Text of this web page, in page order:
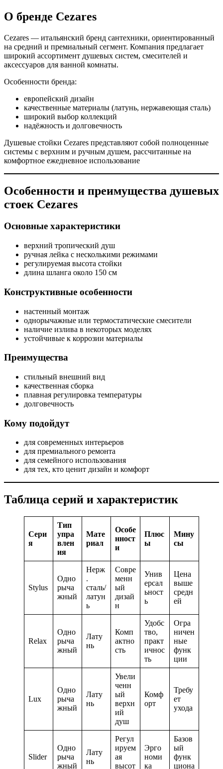
О бренде Cezares
Cezares — итальянский бренд сантехники, ориентированный
на средний и премиальный сегмент. Компания предлагает
широкий ассортимент душевых систем, смесителей и
аксессуаров для ванной комнаты.
Особенности бренда:
европейский дизайн
качественные материалы (латунь, нержавеющая сталь)
широкий выбор коллекций
надёжность и долговечность
Душевые стойки Cezares представляют собой полноценные
системы с верхним и ручным душем, рассчитанные на
комфортное ежедневное использование
Особенности и преимущества душевых
стоек Cezares
Основные характеристики
верхний тропический душ
ручная лейка с несколькими режимами
регулируемая высота стойки
длина шланга около 150 см
Конструктивные особенности
настенный монтаж
однорычажные или термостатические смесители
наличие излива в некоторых моделях
устойчивые к коррозии материалы
Преимущества
стильный внешний вид
качественная сборка
плавная регулировка температуры
долговечность
Кому подойдут
для современных интерьеров
для премиального ремонта
для семейного использования
для тех, кто ценит дизайн и комфорт
Таблица серий и характеристик
Сери
я
Тип
упра
влен
ия
Мате
риал
Особе
нност
и
Плюс
ы
Мину
сы
Stylus
Одно
рыча
жный
Нерж
.
сталь/
латун
ь
Совре
менн
ый
дизай
н
Унив
ерсал
ьност
ь
Цена
выше
средн
ей
Relax
Одно
рыча
жный
Лату
нь
Комп
актно
сть
Удобс
тво,
практ
ичнос
ть
Огра
ничен
ные
функ
ции
Lux
Одно
рыча
жный
Лату
нь
Увели
ченн
ый
верхн
ий
душ
Комф
орт
Требу
ет
ухода
Slider
Одно
рыча
жный
Лату
нь
Регул
ируем
ая
высот
Эрго
номи
ка
Базов
ый
функ
циона